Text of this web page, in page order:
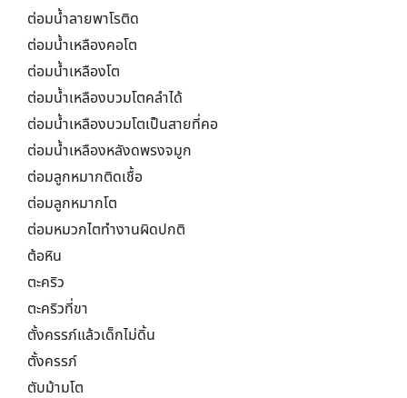
ต่อมน้ำลายพาโรติด
ต่อมน้ำเหลืองคอโต
ต่อมน้ำเหลืองโต
ต่อมน้ำเหลืองบวมโตคลำได้
ต่อมน้ำเหลืองบวมโตเป็นสายที่คอ
ต่อมน้ำเหลืองหลังดพรงจมูก
ต่อมลูกหมากติดเชื้อ
ต่อมลูกหมากโต
ต่อมหมวกไตทำงานผิดปกติ
ต้อหิน
ตะคริว
ตะคริวที่ขา
ตั้งครรภ์แล้วเด็กไม่ดิ้น
ตั้งครรภ์
ตับม้ามโต